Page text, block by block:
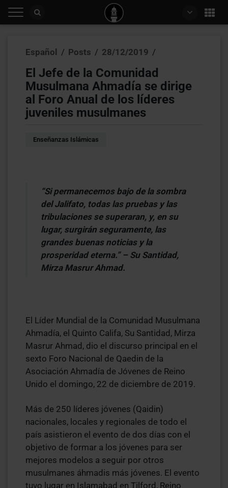
Español / Posts / 28/12/2019 /
El Jefe de la Comunidad
Musulmana Ahmadía se dirige
al Foro Anual de los líderes
juveniles musulmanes
Enseñanzas Islámicas
“Si permanecemos bajo de la sombra
del Jalifato, todas las pruebas y las
tribulaciones se superaran, y, en su
lugar, surgirán seguramente, las
grandes buenas noticias y la
prosperidad eterna.” – Su Santidad,
Mirza Masrur Ahmad.
El Líder Mundial de la Comunidad Musulmana
Ahmadía, el Quinto Califa, Su Santidad, Mirza
Masrur Ahmad, dio el discurso principal en el
sexto Foro Nacional de Qaedin de la
Asociación Ahmadía de Jóvenes de Reino
Unido el domingo, 22 de diciembre de 2019.
Más de 250 líderes jóvenes (Qaidin)
nacionales, locales y regionales de todo el
país asistieron el evento de dos días con el
objetivo de formar a los jóvenes para ser
mejores modelos a seguir por otros
musulmanes áhmadis más jóvenes. El evento
tuvo lugar en Islamabad en Tilford, Reino